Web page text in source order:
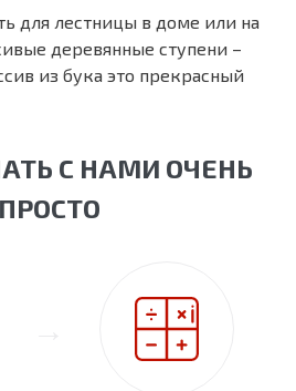
для лестницы в доме или на
деревянные ступени –
из бука это прекрасный
С НАМИ ОЧЕНЬ
ПРОСТО